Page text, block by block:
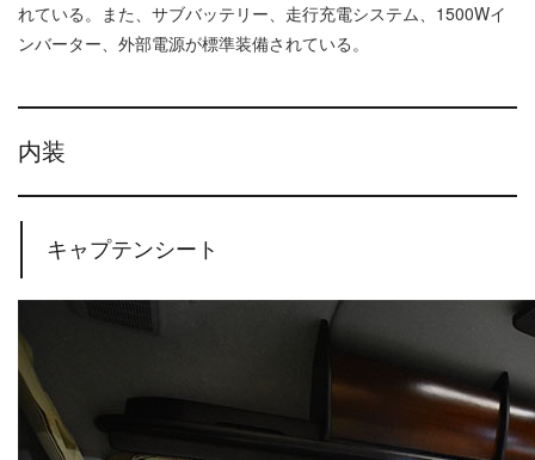
れている。また、サブバッテリー、走行充電システム、1500Wイ
ンバーター、外部電源が標準装備されている。
内装
キャプテンシート